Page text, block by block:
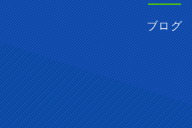
ブログ